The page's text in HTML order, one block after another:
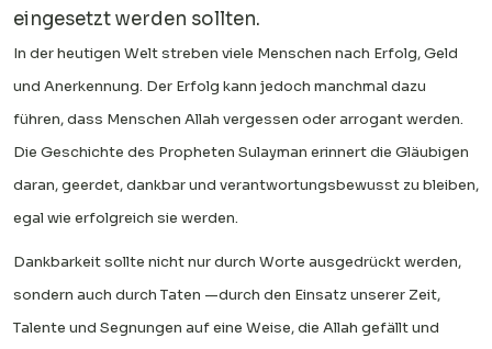
eingesetzt werden sollten.
In der heutigen Welt streben viele Menschen nach Erfolg, Geld
und Anerkennung. Der Erfolg kann jedoch manchmal dazu
führen, dass Menschen Allah vergessen oder arrogant werden.
Die Geschichte des Propheten Sulayman erinnert die Gläubigen
daran, geerdet, dankbar und verantwortungsbewusst zu bleiben,
egal wie erfolgreich sie werden.
Dankbarkeit sollte nicht nur durch Worte ausgedrückt werden,
sondern auch durch Taten —durch den Einsatz unserer Zeit,
Talente und Segnungen auf eine Weise, die Allah gefällt und